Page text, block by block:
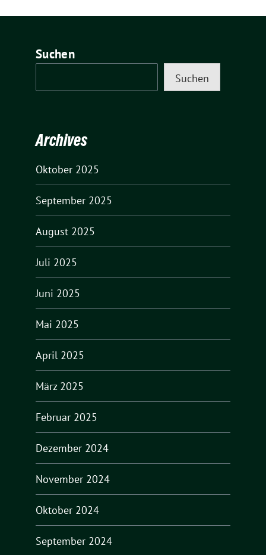
Suchen
Suchen
Archives
Oktober 2025
September 2025
August 2025
Juli 2025
Juni 2025
Mai 2025
April 2025
März 2025
Februar 2025
Dezember 2024
November 2024
Oktober 2024
September 2024